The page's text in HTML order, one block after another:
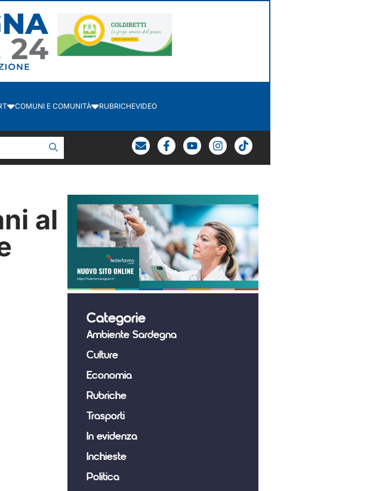
COMUNI E COMUNITÀ RUBRICHEVIDEO
al
Categorie
Ambiente Sardegna
Culture
Economia
Rubriche
Trasporti
In evidenza
Inchieste
Politica